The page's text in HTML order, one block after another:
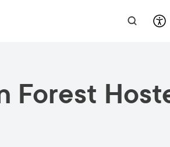
PRAKTINĖ INFORMACIJA
PAGALBA VERSLUI
INTEGRACIJA
PAGALBA IR PARAMA
Forest